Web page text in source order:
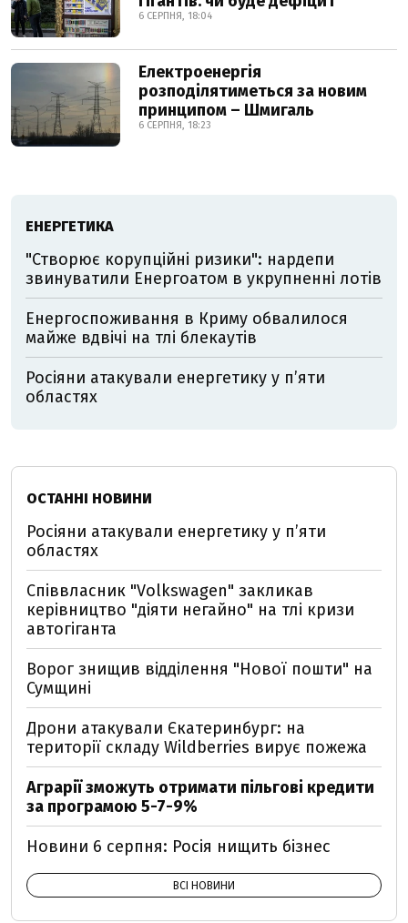
6 СЕРПНЯ, 18:04
Електроенергія
розподілятиметься за новим
принципом – Шмигаль
6 СЕРПНЯ, 18:23
ЕНЕРГЕТИКА
"Створює корупційні ризики": нардепи
звинуватили Енергоатом в укрупненні лотів
Енергоспоживання в Криму обвалилося
майже вдвічі на тлі блекаутів
Росіяни атакували енергетику у пʼяти
областях
ОСТАННІ НОВИНИ
Росіяни атакували енергетику у пʼяти
областях
Співвласник "Volkswagen" закликав
керівництво "діяти негайно" на тлі кризи
автогіганта
Ворог знищив відділення "Нової пошти" на
Сумщині
Дрони атакували Єкатеринбург: на
території складу Wildberries вирує пожежа
Аграрії зможуть отримати пільгові кредити
за програмою 5-7-9%
Новини 6 серпня: Росія нищить бізнес
ВСІ НОВИНИ